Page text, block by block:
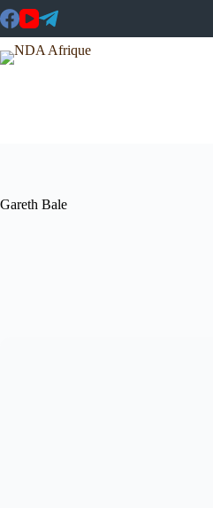
Passer
au
contenu
Gareth Bale